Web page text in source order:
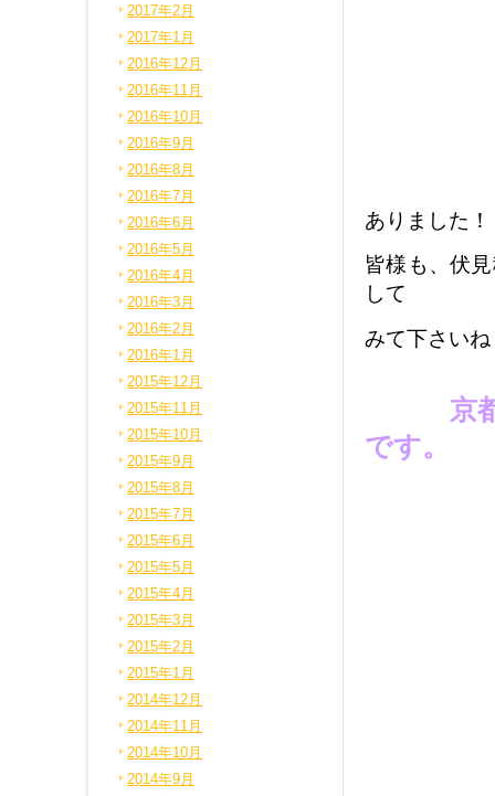
ありました
皆様も、伏
して
みて下さい
京
です。
2017年2月
2017年1月
2016年12月
2016年11月
2016年10月
2016年9月
2016年8月
2016年7月
2016年6月
2016年5月
2016年4月
2016年3月
2016年2月
2016年1月
2015年12月
2015年11月
2015年10月
2015年9月
2015年8月
2015年7月
2015年6月
2015年5月
2015年4月
2015年3月
2015年2月
2015年1月
2014年12月
2014年11月
2014年10月
2014年9月